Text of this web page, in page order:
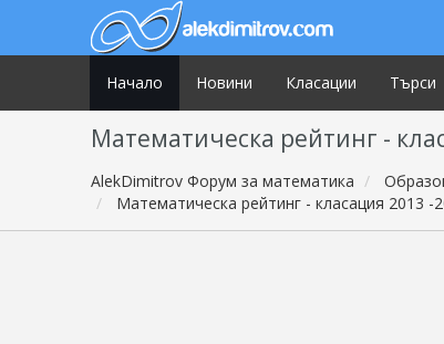
Начало Новини Класации Търси
Математическа рейтинг -
AlekDimitrov Форум за математика
Математическа рейтинг - класация 2013 -